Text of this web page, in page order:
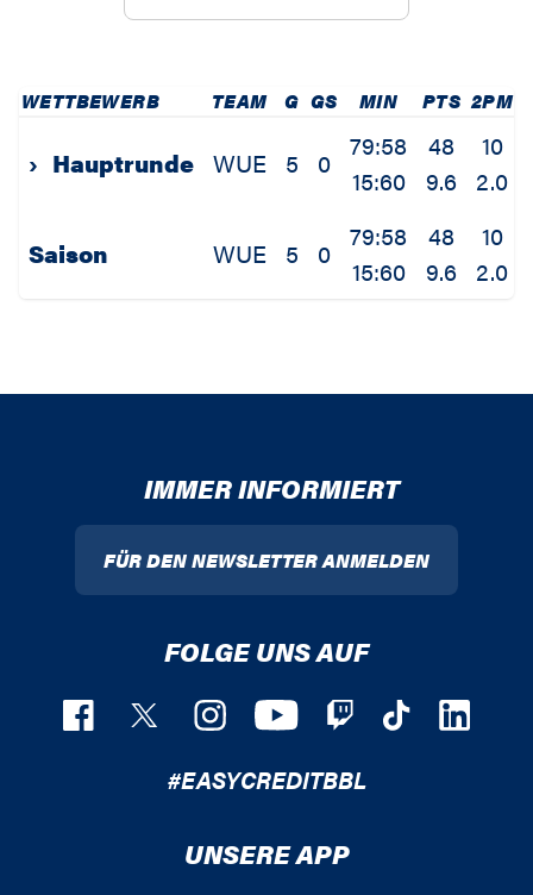
WETTBEWERB TEAM G GS MIN PTS 2PM
› Hauptrunde WUE 5 0
79:58
15:60
48
9.6
10
2.0
Saison WUE 5 0
79:58
15:60
48
9.6
10
2.0
IMMER INFORMIERT
FÜR DEN NEWSLETTER ANMELDEN
FOLGE UNS AUF
#EASYCREDITBBL
UNSERE APP